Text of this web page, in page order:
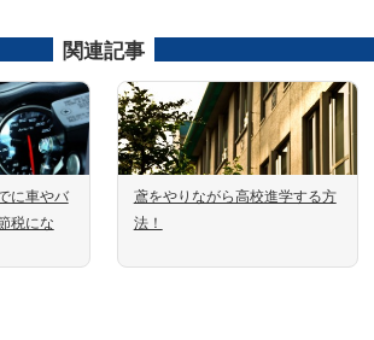
関連記事
に車やバ
税にな
鳶をやりながら高校進学する方
法！